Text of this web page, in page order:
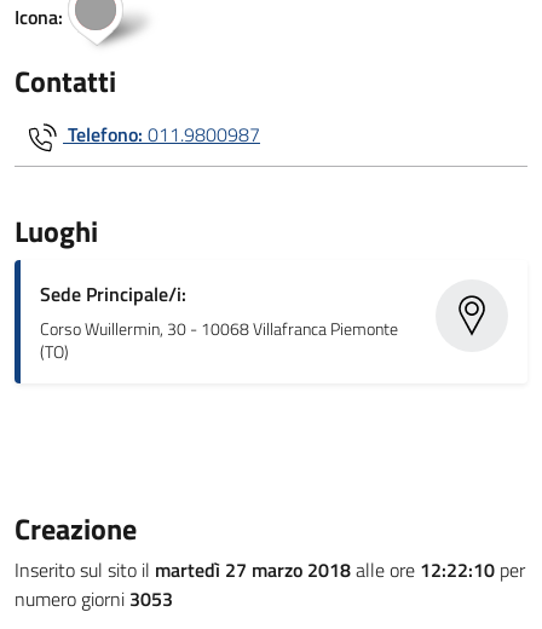
Icona:
Contatti
Telefono: 011.9800987
Luoghi
Sede Principale/i:
Corso Wuillermin, 30 - 10068 Villafranca Piemonte
(TO)
Creazione
Inserito sul sito il martedì 27 marzo 2018alle ore 12:22:10 per
numero giorni 3053